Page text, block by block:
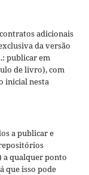
adicionais
da versão
publicar em
de livro), com
inicial nesta
a publicar e
a qualquer ponto
que isso pode